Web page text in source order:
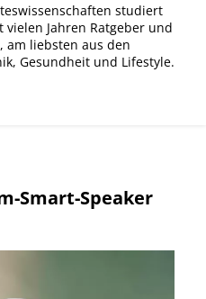
studiert
Jahren Ratgeber und
am liebsten aus den
Gesundheit und Lifestyle.
Smart-Speaker